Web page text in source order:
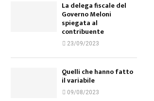
La delega fiscale del
Governo Meloni
spiegata al
contribuente
23/09/2023
Quelli che hanno fatto
il variabile
09/08/2023